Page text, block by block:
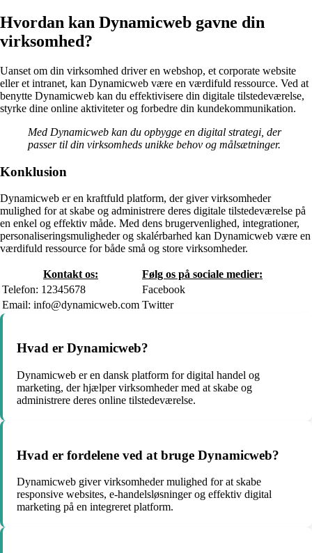
Hvordan kan Dynamicweb gavne din
virksomhed?
Uanset om din virksomhed driver en webshop, et corporate website
eller et intranet, kan Dynamicweb være en værdifuld ressource. Ved at
benytte Dynamicweb kan du effektivisere din digitale tilstedeværelse,
styrke dine online aktiviteter og forbedre din kundekommunikation.
Med Dynamicweb kan du opbygge en digital strategi, der
passer til din virksomheds unikke behov og målsætninger.
Konklusion
Dynamicweb er en kraftfuld platform, der giver virksomheder
mulighed for at skabe og administrere deres digitale tilstedeværelse på
en enkel og effektiv måde. Med dens brugervenlighed, integrationer,
personaliseringsmuligheder og skalérbarhed kan Dynamicweb være en
værdifuld ressource for både små og store virksomheder.
Kontakt os:
Følg os på sociale medier:
Telefon: 12345678
Facebook
Email: info@dynamicweb.com Twitter
Hvad er Dynamicweb?
Dynamicweb er en dansk platform for digital handel og
marketing, der hjælper virksomheder med at skabe og
administrere deres online tilstedeværelse.
Hvad er fordelene ved at bruge Dynamicweb?
Dynamicweb giver virksomheder mulighed for at skabe
responsive websites, e-handelsløsninger og effektiv digital
marketing på en integreret platform.